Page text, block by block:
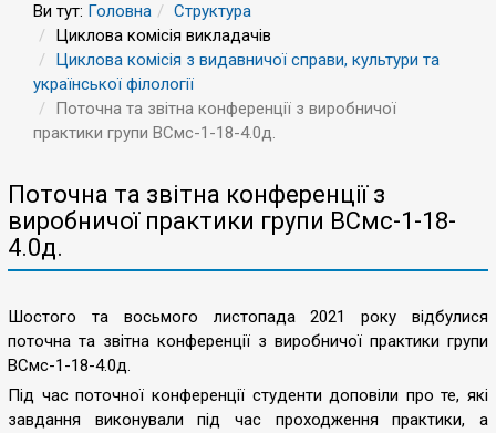
Ви тут: Головна
Структура
Циклова комісія викладачів
Циклова комісія з видавничої справи, культури та
української філології
Поточна та звітна конференції з виробничої
практики групи ВСмс-1-18-4.0д.
Поточна та звітна конференції з
виробничої практики групи ВСмс-1-18-
4.0д.
Шостого та восьмого листопада 2021 року відбулися
поточна та звітна конференції з виробничої практики групи
ВСмс-1-18-4.0д.
Під час поточної конференції студенти доповіли про те, які
завдання виконували під час проходження практики, а